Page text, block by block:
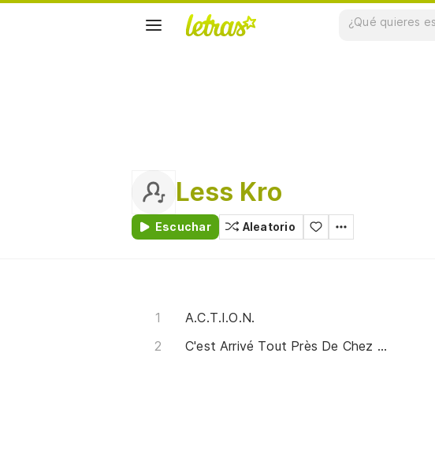
Less Kro
Escuchar Aleatorio
A.C.T.I.O.N.
C'est Arrivé Tout Près De Chez Vous